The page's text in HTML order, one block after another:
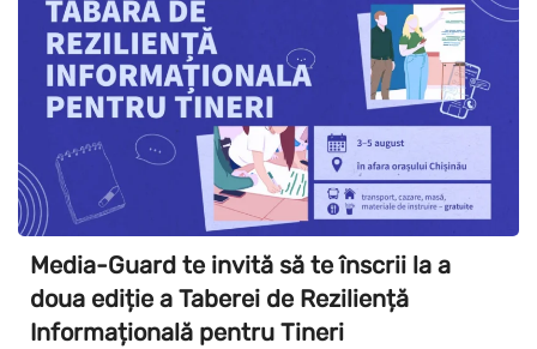
Media-Guard te invită să te înscrii la a
doua ediție a Taberei de Reziliență
Informațională pentru Tineri